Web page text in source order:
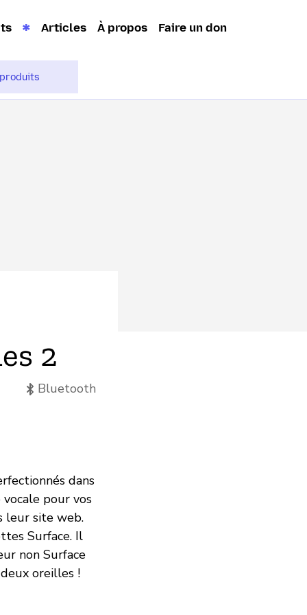
Articles À propos Faire un don
2
Bluetooth
dans
pour vos
leur site web.
Surface. Il
non Surface
oreilles !